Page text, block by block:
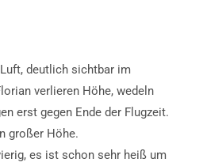
deutlich sichtbar im
verlieren Höhe, wedeln
erst gegen Ende der Flugzeit.
großer Höhe.
es ist schon sehr heiß um